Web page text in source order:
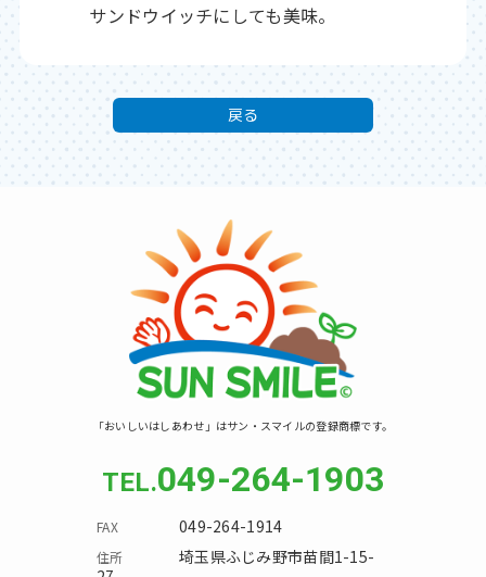
サンドウイッチにしても美味。
戻る
「おいしいはしあわせ」はサン・スマイルの登録商標です。
049-264-1903
049-264-1914
埼玉県ふじみ野市苗間1-15-